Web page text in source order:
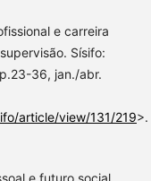
e carreira
Sísifo:
36, jan./abr.
article/view/131/219>.
e futuro social.